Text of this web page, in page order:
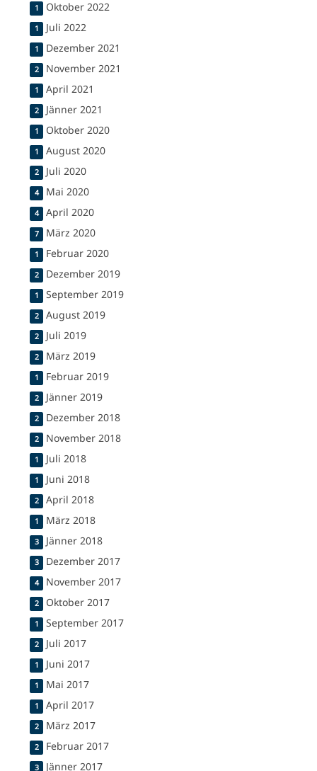
1 Oktober 2022
1 Juli 2022
1 Dezember 2021
2 November 2021
1 April 2021
2 Jänner 2021
1 Oktober 2020
1 August 2020
2 Juli 2020
4 Mai 2020
4 April 2020
7 März 2020
1 Februar 2020
2 Dezember 2019
1 September 2019
2 August 2019
2 Juli 2019
2 März 2019
1 Februar 2019
2 Jänner 2019
2 Dezember 2018
2 November 2018
1 Juli 2018
1 Juni 2018
2 April 2018
1 März 2018
3 Jänner 2018
3 Dezember 2017
4 November 2017
2 Oktober 2017
1 September 2017
2 Juli 2017
1 Juni 2017
1 Mai 2017
1 April 2017
2 März 2017
2 Februar 2017
3 Jänner 2017